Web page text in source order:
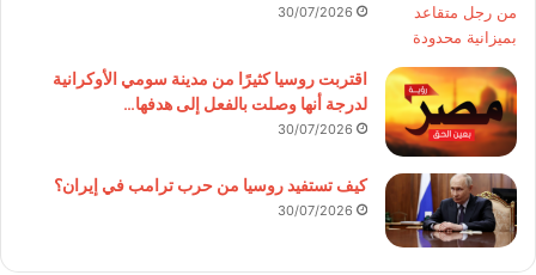
30/07/2026
اقتربت روسيا كثيرًا من مدينة سومي الأوكرانية
لدرجة أنها وصلت بالفعل إلى هدفها…
30/07/2026
كيف تستفيد روسيا من حرب ترامب في إيران؟
30/07/2026